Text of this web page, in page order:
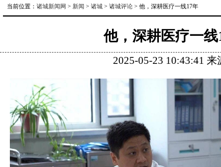
当前位置： 诸城新闻网 > 新闻 > 诸城 > 诸城评论 > 他，深耕医疗一线17年
他，深耕医疗一线
2025-05-23 10:43:41 来